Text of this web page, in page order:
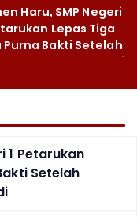
Haru, SMP Negeri
Lepas Tiga
Purna Bakti Setelah
Tahun Mengabdi
1 Petarukan
Setelah